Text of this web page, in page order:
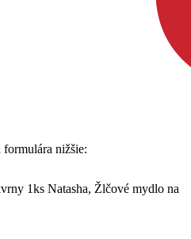
nižšie:
Natasha, Žlčové mydlo na